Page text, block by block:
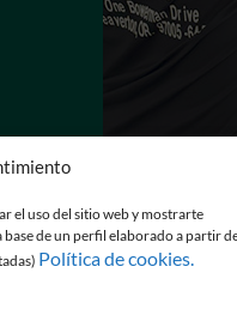
el uso del sitio web y mostrarte
de un perfil elaborado a partir
Política de cookies.